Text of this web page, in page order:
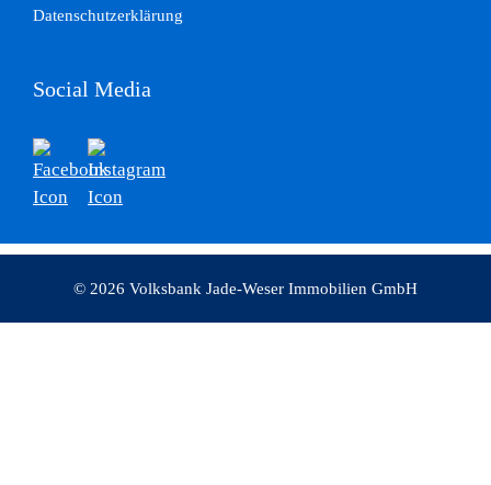
Datenschutzerklärung
Social Media
© 2026 Volksbank Jade-Weser Immobilien GmbH